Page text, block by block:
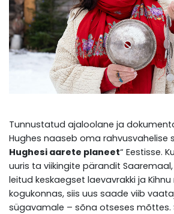
Tunnustatud ajaloolane ja
Hughes naaseb oma rahvusvahelise
Hughesi aarete planeet“ Eestisse.
uuris ta viikingite pärandit
leitud keskaegset laevavrakki ja Kihnu
kogukonnas, siis uus saade viib
sügavamale – sõna otseses mõttes.